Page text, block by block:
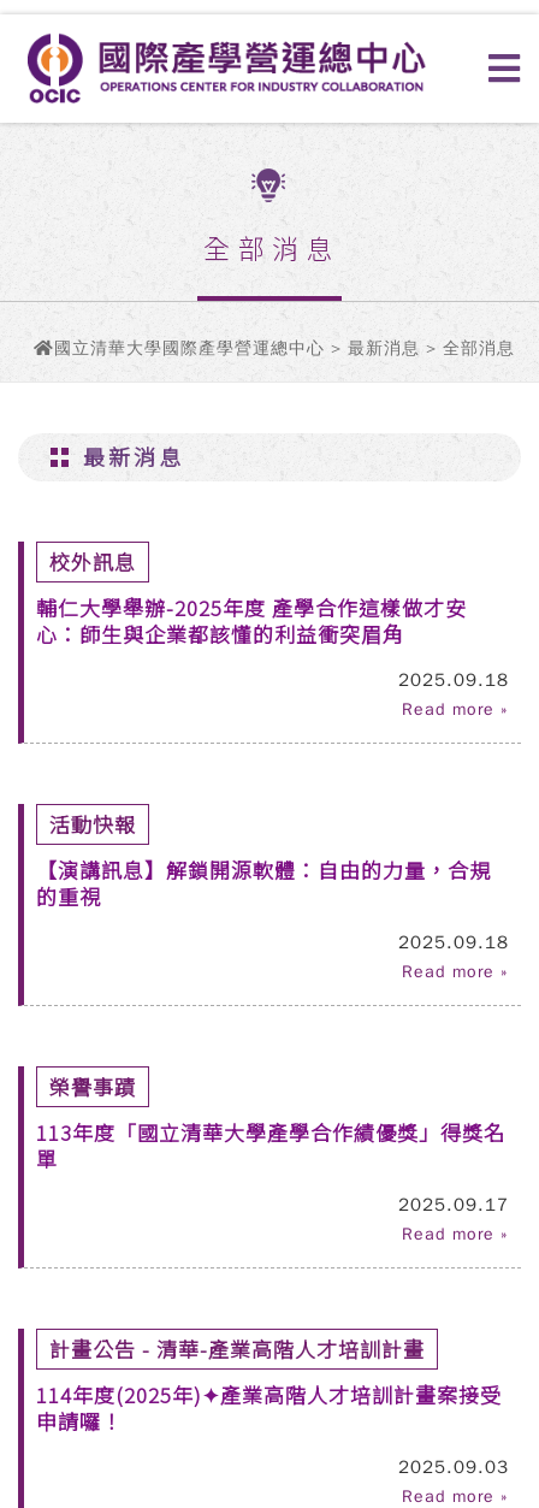
全部消息
國立清華大學國際產學營運總中心 > 最新消息 > 全部消息
最新消息
校外訊息
輔仁大學舉辦-2025年度 產學合作這樣做才安
心：師生與企業都該懂的利益衝突眉角
2025.09.18
Read more »
活動快報
【演講訊息】解鎖開源軟體：自由的力量，合規
的重視
2025.09.18
Read more »
榮譽事蹟
113年度「國立清華大學產學合作績優獎」得獎名
單
2025.09.17
Read more »
計畫公告 - 清華-產業高階人才培訓計畫
114年度(2025年)✦產業高階人才培訓計畫案接受
申請囉！
2025.09.03
Read more »